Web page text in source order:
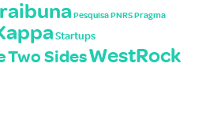
PesquisaPNRSPragma
Startups
Two SidesWestRock